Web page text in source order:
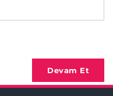
Devam Et